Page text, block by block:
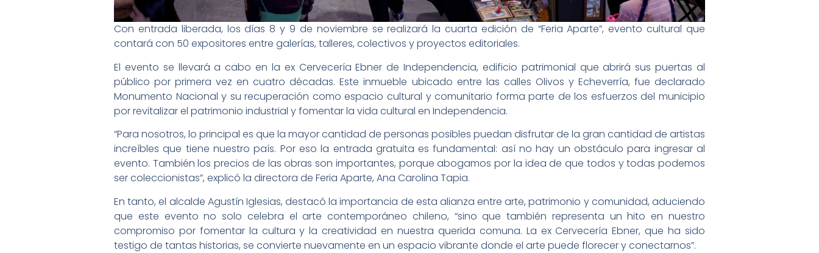
Con entrada liberada, los días 8 y 9 de noviembre se realizará la cuarta edición de “Feria Aparte”, evento cultural que
contará con 50 expositores entre galerías, talleres, colectivos y proyectos editoriales.
El evento se llevará a cabo en la ex Cervecería Ebner de Independencia, edificio patrimonial que abrirá sus puertas al
público por primera vez en cuatro décadas. Este inmueble ubicado entre las calles Olivos y Echeverría, fue declarado
Monumento Nacional y su recuperación como espacio cultural y comunitario forma parte de los esfuerzos del municipio
por revitalizar el patrimonio industrial y fomentar la vida cultural en Independencia.
“Para nosotros, lo principal es que la mayor cantidad de personas posibles puedan disfrutar de la gran cantidad de artistas
increíbles que tiene nuestro país. Por eso la entrada gratuita es fundamental: así no hay un obstáculo para ingresar al
evento. También los precios de las obras son importantes, porque abogamos por la idea de que todos y todas podemos
ser coleccionistas”, explicó la directora de Feria Aparte, Ana Carolina Tapia.
En tanto, el alcalde Agustín Iglesias, destacó la importancia de esta alianza entre arte, patrimonio y comunidad, aduciendo
que este evento no solo celebra el arte contemporáneo chileno, “sino que también representa un hito en nuestro
compromiso por fomentar la cultura y la creatividad en nuestra querida comuna. La ex Cervecería Ebner, que ha sido
testigo de tantas historias, se convierte nuevamente en un espacio vibrante donde el arte puede florecer y conectarnos”.